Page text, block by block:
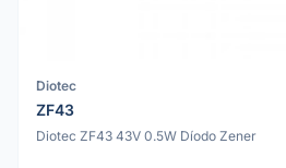
Diotec
ZF43
Diotec ZF43 43V 0.5W Díodo Zener